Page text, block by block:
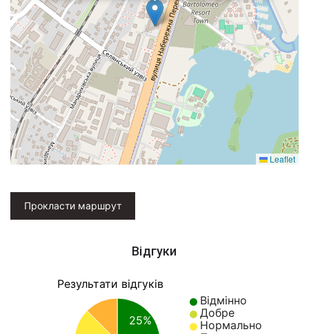
Leaflet
Прокласти маршрут
Відгуки
Результати відгуків
Відмінно
Добре
Нормально
25%